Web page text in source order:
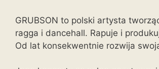
GRUBSON to polski artysta
ragga i dancehall. Rapuje i
Od lat konsekwentnie rozwija